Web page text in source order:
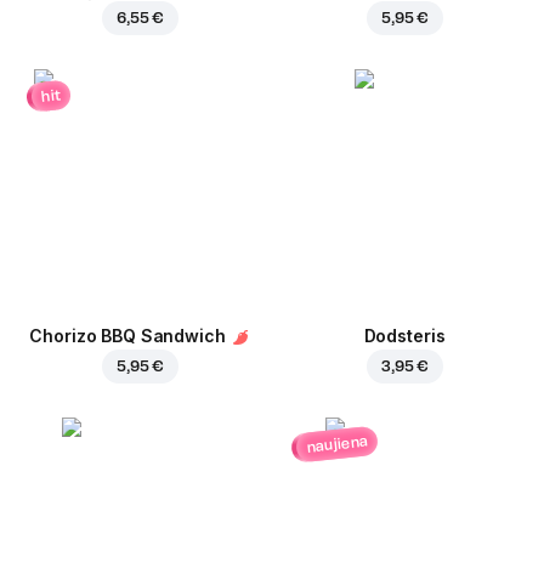
6,55 € 5,95 €
hit
Chorizo BBQ Sandwich
5,95 €
Dodsteris
3,95 €
naujiena